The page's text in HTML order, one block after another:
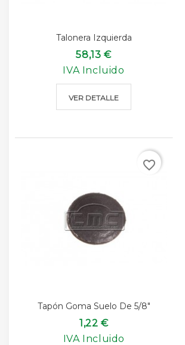
Talonera Izquierda
58,13 €
IVA Incluido
VER DETALLE
Tapón Goma Suelo De 5/8"
1,22 €
IVA Incluido
favorite_border